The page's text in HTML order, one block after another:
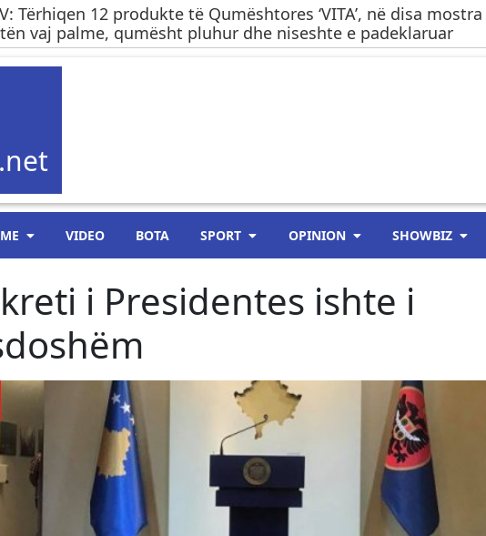
Tërhiqen 12 produkte të Qumështores ‘VITA’, në disa mostra
vaj palme, qumësht pluhur dhe niseshte e padeklaruar
VIDEO BOTA SPORT OPINION SHOWBIZ
i Presidentes ishte i